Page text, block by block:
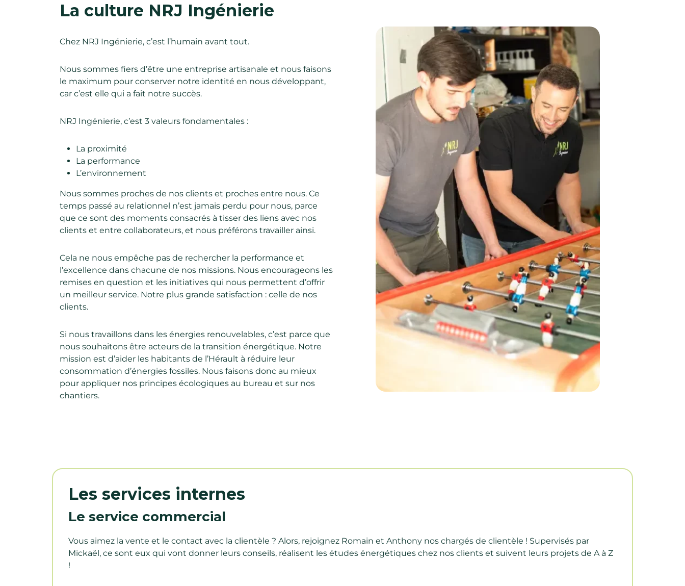
La culture NRJ Ingénierie
Chez NRJ Ingénierie, c’est l’humain avant tout.
Nous sommes fiers d’être une entreprise artisanale et nous faisons
le maximum pour conserver notre identité en nous développant,
car c’est elle qui a fait notre succès.
NRJ Ingénierie, c’est 3 valeurs fondamentales :
La proximité
La performance
L’environnement
Nous sommes proches de nos clients et proches entre nous. Ce
temps passé au relationnel n’est jamais perdu pour nous, parce
que ce sont des moments consacrés à tisser des liens avec nos
clients et entre collaborateurs, et nous préférons travailler ainsi.
Cela ne nous empêche pas de rechercher la performance et
l’excellence dans chacune de nos missions. Nous encourageons les
remises en question et les initiatives qui nous permettent d’offrir
un meilleur service. Notre plus grande satisfaction : celle de nos
clients.
Si nous travaillons dans les énergies renouvelables, c’est parce que
nous souhaitons être acteurs de la transition énergétique. Notre
mission est d’aider les habitants de l’Hérault à réduire leur
consommation d’énergies fossiles. Nous faisons donc au mieux
pour appliquer nos principes écologiques au bureau et sur nos
chantiers.
Les services internes
Le service commercial
Vous aimez la vente et le contact avec la clientèle ? Alors, rejoignez Romain et Anthony nos chargés de clientèle ! Supervisés par
Mickaël, ce sont eux qui vont donner leurs conseils, réalisent les études énergétiques chez nos clients et suivent leurs projets de A à Z
!